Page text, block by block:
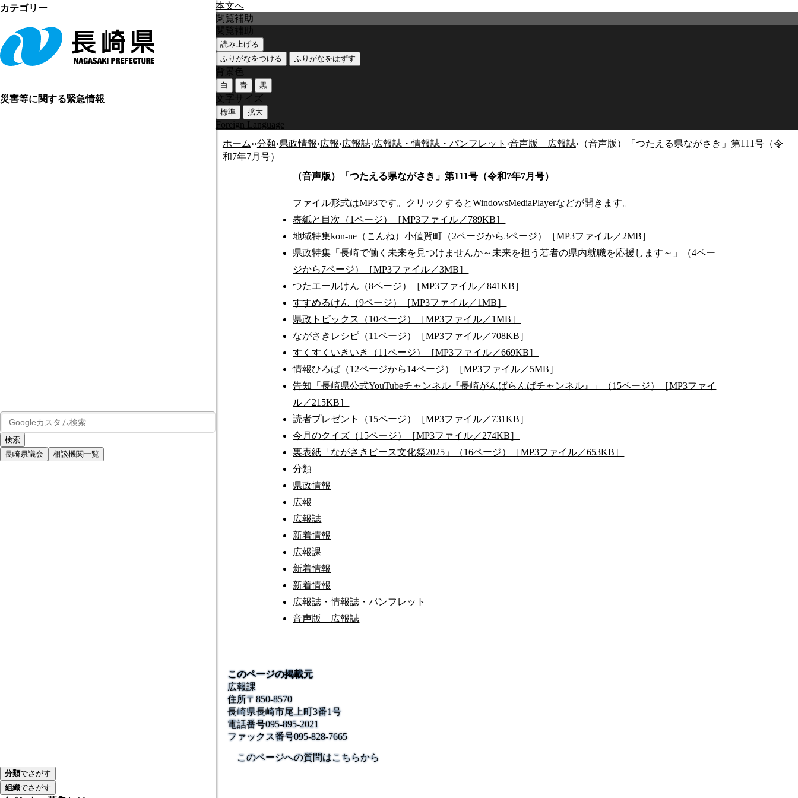
本文へ
災害等に関する緊急情報
長崎県議会 相談機関一覧
分類でさがす
組織でさがす
閲覧補助
閲覧補助
読み上げる
ふりがなをつける
ふりがなをはずす
背景色
白 青 黒
文字サイズ
標準 拡大
Foreign Language
ホーム››分類›県政情報›広報›広報誌›広報誌・情報誌・パンフレット ›音声版 広報誌›（音声版）「つたえる県ながさき」第111号（令
和7年7月号）
（音声版）「つたえる県ながさき」第111号（令和7年7月号）
ファイル形式はMP3です。クリックするとWindowsMediaPlayerなどが開きます。
表紙と目次（1ページ）［MP3ファイル／789KB］
地域特集kon-ne（こんね）小値賀町（2ページから3ページ）［MP3ファイル／2MB］
県政特集「長崎で働く未来を見つけませんか～未来を担う若者の県内就職を応援します～」（4ペー
ジから7ページ）［MP3ファイル／3MB］
つたエールけん（8ページ）［MP3ファイル／841KB］
すすめるけん（9ページ）［MP3ファイル／1MB］
県政トピックス（10ページ）［MP3ファイル／1MB］
ながさきレシピ（11ページ）［MP3ファイル／708KB］
すくすくいきいき（11ページ）［MP3ファイル／669KB］
情報ひろば（12ページから14ページ）［MP3ファイル／5MB］
告知「長崎県公式YouTubeチャンネル『長崎がんばらんばチャンネル』」（15ページ）［MP3ファイ
ル／215KB］
読者プレゼント（15ページ）［MP3ファイル／731KB］
今月のクイズ（15ページ）［MP3ファイル／274KB］
裏表紙「ながさきピース文化祭2025」（16ページ）［MP3ファイル／653KB］
カテゴリー
分類
県政情報
広報
広報誌
新着情報
広報課
新着情報
新着情報
広報誌・情報誌・パンフレット
音声版 広報誌
このページの掲載元
広報課
住所〒850-8570
長崎県長崎市尾上町3番1号
電話番号095-895-2021
ファックス番号095-828-7665
このページへの質問はこちらから
公式SNS
このサイトについて
長崎県庁